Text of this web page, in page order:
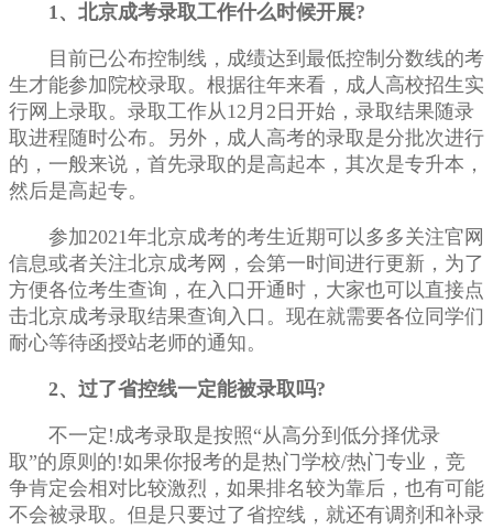
1、北京成考录取工作什么时候开展?
目前已公布控制线，成绩达到 最低控制分数线的考
生才能参加院校录取。根据往年来看，成人高校招生实
行网上录取。录取工作从12月2日开始，录取结果随录
取进程随时公布。另外，成人高考的录取是分批次进行
的，一般来说，首先录取的是高起本，其次是专升本，
然后是高起专。
参加2021年北京成考的考生近期可以多多关注官网
信息或者关注北京成考网，会第一时间进行更新，为了
方便各位考生查询，在入口开通时，大家也可以直接点
击北京成考录取结果查询入口。现在就需要各位同学们
耐心等待函授站老师的通知。
2、过了省控线一定能被录取吗?
不一定!成考录取是按照“从高分到低分择优录
取”的原则的!如果你报考的是热门学校/热门专业，竞
争肯定会相对比较激烈，如果排名较为靠后，也有可能
不会被录取。但是只要过了省控线，就还有调剂和补录